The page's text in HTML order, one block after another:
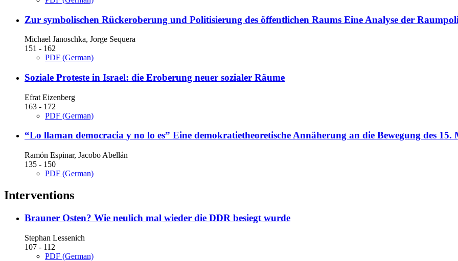
Zur symbolischen Rückeroberung und Politisierung des öffentlichen Raums Eine Analyse der
Michael Janoschka, Jorge Sequera
151 - 162
PDF (German)
Soziale Proteste in Israel: die Eroberung neuer sozialer Räume
Efrat Eizenberg
163 - 172
PDF (German)
“Lo llaman democracia y no lo es” Eine demokratietheoretische Annäherung an die Bewegung des 15.
Ramón Espinar, Jacobo Abellán
135 - 150
PDF (German)
Interventions
Brauner Osten? Wie neulich mal wieder die DDR besiegt wurde
Stephan Lessenich
107 - 112
PDF (German)